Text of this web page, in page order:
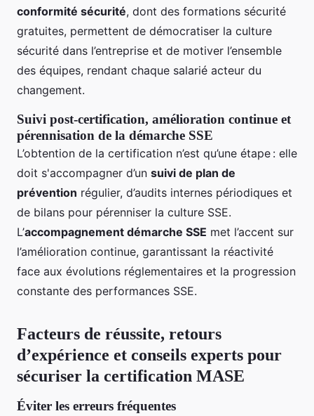
conformité sécurité, dont des formations sécurité
gratuites, permettent de démocratiser la culture
sécurité dans l’entreprise et de motiver l’ensemble
des équipes, rendant chaque salarié acteur du
changement.
Suivi post-certification, amélioration continue et
pérennisation de la démarche SSE
L’obtention de la certification n’est qu’une étape : elle
doit s'accompagner d’un suivi de plan de
prévention régulier, d’audits internes périodiques et
de bilans pour pérenniser la culture SSE.
L’accompagnement démarche SSE met l’accent sur
l’amélioration continue, garantissant la réactivité
face aux évolutions réglementaires et la progression
constante des performances SSE.
Facteurs de réussite, retours
d’expérience et conseils experts pour
sécuriser la certification MASE
Éviter les erreurs fréquentes